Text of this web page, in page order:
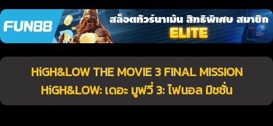
HiGH&LOW THE MOVIE 3 FINAL MISSION
HiGH&LOW: เดอะ มูฟวี่ 3: ไฟนอล มิชชั่น